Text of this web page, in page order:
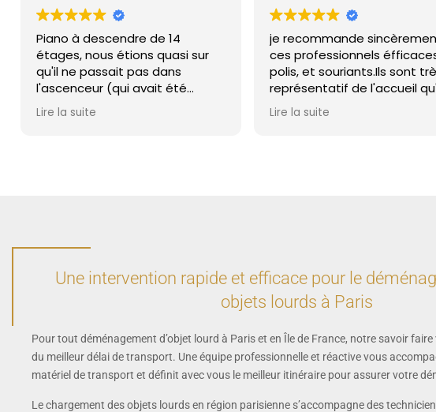
je recommande sincèrement
ces professionnels éfficaces,
polis, et souriants.Ils sont très
représentatif de l'accueil qu'il
m'a été fait par cet entreprise
lors de mon premier contacte.
Lire la suite
L'agence a gentillement
réorganisé sa journée
livrer le matin. C'était
et l'agence l'a fait.
Une intervention rapide et efficace pour le
objets lourds à Paris
Pour tout déménagement d’objet lourd à Paris et en Île de France, notre savoir
du meilleur délai de transport. Une équipe professionnelle et réactive vous
matériel de transport et définit avec vous le meilleur itinéraire pour assurer votre
Le chargement des objets lourds en région parisienne s’accompagne des